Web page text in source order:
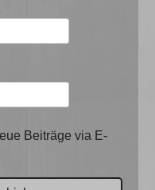
Beiträge via E-